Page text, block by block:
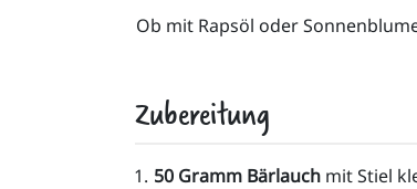
Ob mit Rapsöl oder
Zubereitung
50 Gramm Bärlauch mit Stiel